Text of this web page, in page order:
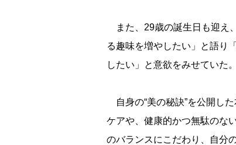
また、29歳の誕生日も迎え
る趣味を増やしたい」と語り
したい」と意欲をみせていた。
自身の“美の秘訣”を公開し
ケアや、健康的かつ無駄のな
のバランスにこだわり、自分